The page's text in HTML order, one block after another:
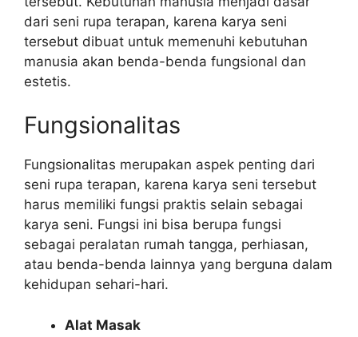
dari seni rupa terapan, karena karya seni
tersebut dibuat untuk memenuhi kebutuhan
manusia akan benda-benda fungsional dan
estetis.
Fungsionalitas
Fungsionalitas merupakan aspek penting dari
seni rupa terapan, karena karya seni tersebut
harus memiliki fungsi praktis selain sebagai
karya seni. Fungsi ini bisa berupa fungsi
sebagai peralatan rumah tangga, perhiasan,
atau benda-benda lainnya yang berguna dalam
kehidupan sehari-hari.
Alat Masak